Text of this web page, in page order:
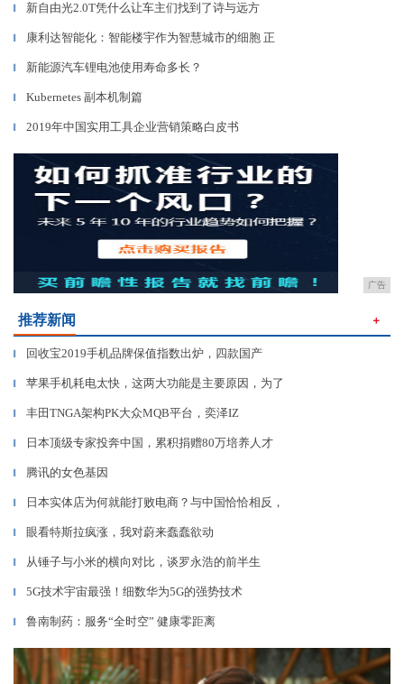
▎ 新自由光2.0T凭什么让车主们找到了诗与远方
▎ 康利达智能化：智能楼宇作为智慧城市的细胞 正
▎ 新能源汽车锂电池使用寿命多长？
▎ Kubernetes 副本机制篇
▎ 2019年中国实用工具企业营销策略白皮书
广告
推荐新闻 ＋
▎ 回收宝2019手机品牌保值指数出炉，四款国产
▎ 苹果手机耗电太快，这两大功能是主要原因，为了
▎ 丰田TNGA架构PK大众MQB平台，奕泽IZ
▎ 日本顶级专家投奔中国，累积捐赠80万培养人才
▎ 腾讯的女色基因
▎ 日本实体店为何就能打败电商？与中国恰恰相反，
▎ 眼看特斯拉疯涨，我对蔚来蠢蠢欲动
▎ 从锤子与小米的横向对比，谈罗永浩的前半生
▎ 5G技术宇宙最强！细数华为5G的强势技术
▎ 鲁南制药：服务“全时空” 健康零距离